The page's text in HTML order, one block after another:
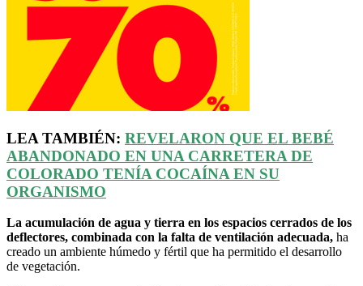
LEA TAMBIÉN: REVELARON QUE EL BEBÉ
ABANDONADO EN UNA CARRETERA DE
COLORADO TENÍA COCAÍNA EN SU
ORGANISMO
La acumulación de agua y tierra en los espacios cerrados de los
deflectores, combinada con la falta de ventilación adecuada, ha
creado un ambiente húmedo y fértil que ha permitido el desarrollo
de vegetación.